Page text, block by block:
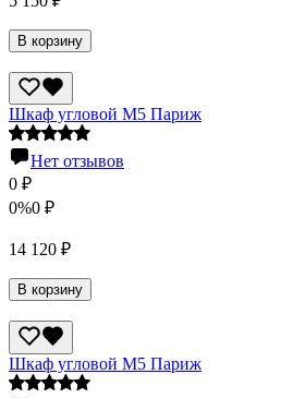
В корзину
Шкаф угловой М5 Париж
Нет отзывов
0 ₽
0%0 ₽
14 120 ₽
В корзину
Шкаф угловой М5 Париж